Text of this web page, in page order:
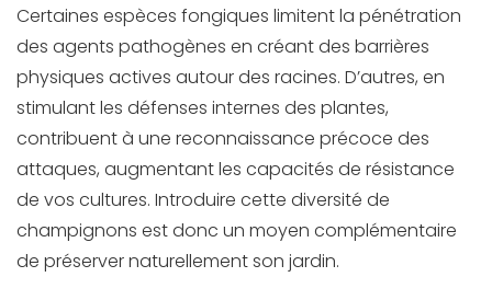
Certaines espèces fongiques limitent la pénétration
des agents pathogènes en créant des barrières
physiques actives autour des racines. D’autres, en
stimulant les défenses internes des plantes,
contribuent à une reconnaissance précoce des
attaques, augmentant les capacités de résistance
de vos cultures. Introduire cette diversité de
champignons est donc un moyen complémentaire
de préserver naturellement son jardin.